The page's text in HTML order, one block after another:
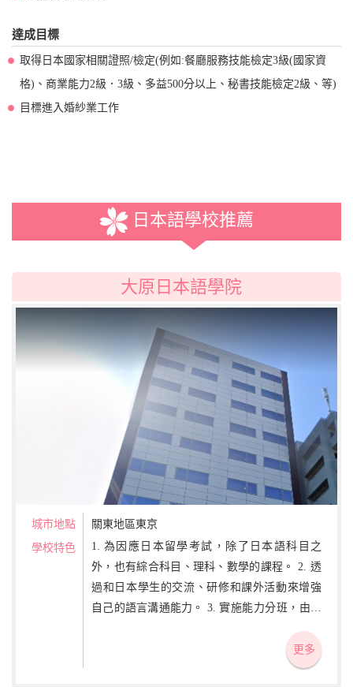
達成目標
取得日本國家相關證照/檢定(例如:餐廳服務技能檢定3級(國家資
格)、商業能力2級．3級、多益500分以上、秘書技能檢定2級、等)
目標進入婚紗業工作
日本語學校推薦
大原日本語學院
城市地點
關東地區東京
學校特色
1. 為因應日本留學考試，除了日本語科目之
外，也有綜合科目、理科、數學的課程。 2. 透
過和日本學生的交流、研修和課外活動來增強
自己的語言溝通能力。 3. 實施能力分班，由導
更多